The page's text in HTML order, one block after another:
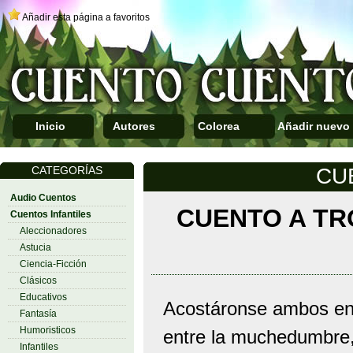
Añadir esta página a favoritos
Inicio Autores Colorea Añadir nuevo
CATEGORÍAS
Audio Cuentos
Cuentos Infantiles
Aleccionadores
Astucia
Ciencia-Ficción
Clásicos
Educativos
Fantasía
Humoristicos
Infantiles
CUENTO A
Acostáronse ambos
entre la